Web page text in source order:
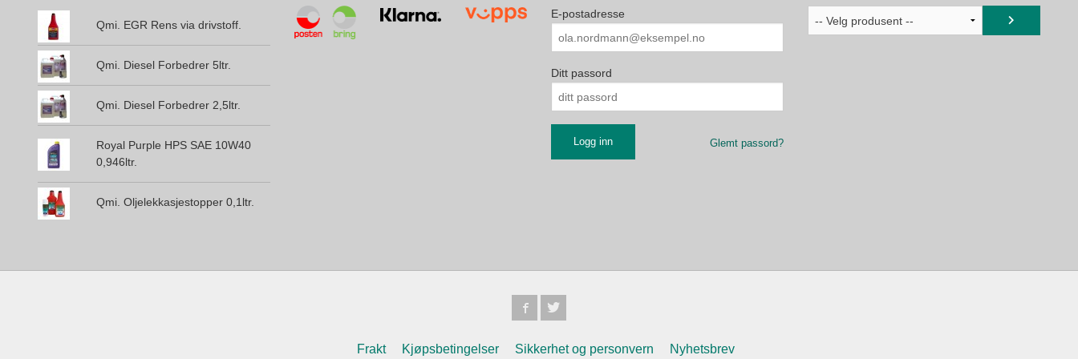
Qmi. EGR Rens via drivstoff.
Qmi. Diesel Forbedrer 5ltr.
Qmi. Diesel Forbedrer 2,5ltr.
Royal Purple HPS SAE 10W40
0,946ltr.
Qmi. Oljelekkasjestopper 0,1ltr.
E-postadresse
Ditt passord
Glemt passord?
Frakt Kjøpsbetingelser Sikkerhet og personvern Nyhetsbrev